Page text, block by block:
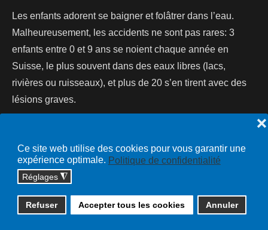
Ce site web utilise des cookies pour vous garantir une
expérience optimale. Politique de confidentialité
Réglages ◮
Refuser Accepter tous les cookies Annuler
❌
Les enfants adorent se baigner et folâtrer dans l’eau.
Malheureusement, les accidents ne sont pas rares: 3
enfants entre 0 et 9 ans se noient chaque année en
Suisse, le plus souvent dans des eaux libres (lacs,
rivières ou ruisseaux), et plus de 20 s’en tirent avec des
lésions graves.
Copyright © 2026 cossonay.ch - tous droits réservés | site :
solutions informatiques